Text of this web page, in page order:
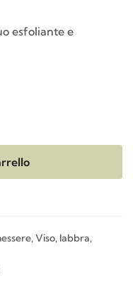
esfoliante e
,Viso, labbra,